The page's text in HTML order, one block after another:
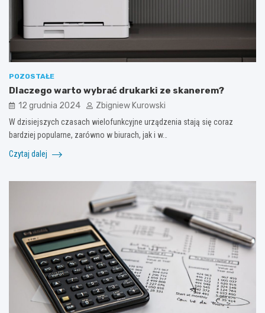
POZOSTAŁE
Dlaczego warto wybrać drukarki ze skanerem?
12 grudnia 2024 Zbigniew Kurowski
W dzisiejszych czasach wielofunkcyjne urządzenia stają się coraz
bardziej popularne, zarówno w biurach, jak i w…
Czytaj dalej